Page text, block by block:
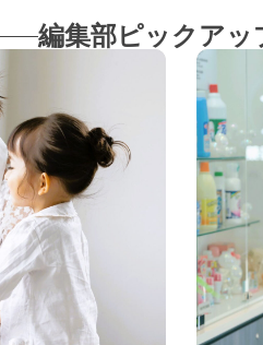
編集部ピックアッ